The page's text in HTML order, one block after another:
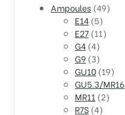
Ampoules(49)
E14(5)
E27(11)
G4(4)
G9(3)
GU10(19)
GU5.3/MR16
MR11 (2)
R7S(4)